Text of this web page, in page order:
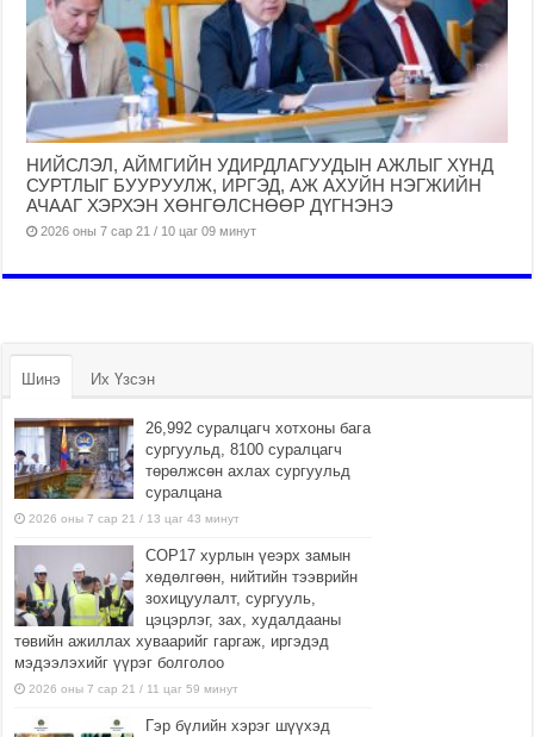
НИЙСЛЭЛ, АЙМГИЙН УДИРДЛАГУУДЫН АЖЛЫГ ХҮНД
СУРТЛЫГ БУУРУУЛЖ, ИРГЭД, АЖ АХУЙН НЭГЖИЙН
АЧААГ ХЭРХЭН ХӨНГӨЛСНӨӨР ДҮГНЭНЭ
2026 оны 7 сар 21 / 10 цаг 09 минут
Шинэ Их Үзсэн
26,992 суралцагч хотхоны бага
сургуульд, 8100 суралцагч
төрөлжсөн ахлах сургуульд
суралцана
2026 оны 7 сар 21 / 13 цаг 43 минут
COP17 хурлын үеэрх замын
хөдөлгөөн, нийтийн тээврийн
зохицуулалт, сургууль,
цэцэрлэг, зах, худалдааны
төвийн ажиллах хуваарийг гаргаж, иргэдэд
мэдээлэхийг үүрэг болголоо
2026 оны 7 сар 21 / 11 цаг 59 минут
Гэр бүлийн хэрэг шүүхэд